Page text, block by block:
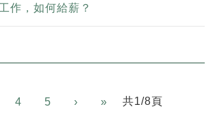
作，如何給薪？
4 5 › » Next共1/8頁